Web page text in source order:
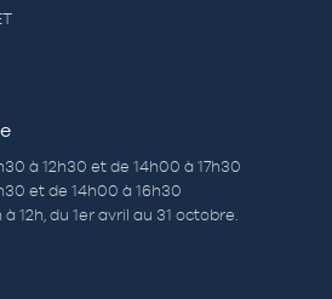
à 12h30 et de 14h00 à 17h30
et de 14h00 à 16h30
12h, du 1er avril au 31 octobre.